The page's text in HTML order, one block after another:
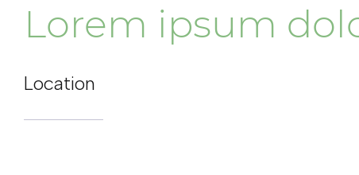
Lorem ipsum
Location